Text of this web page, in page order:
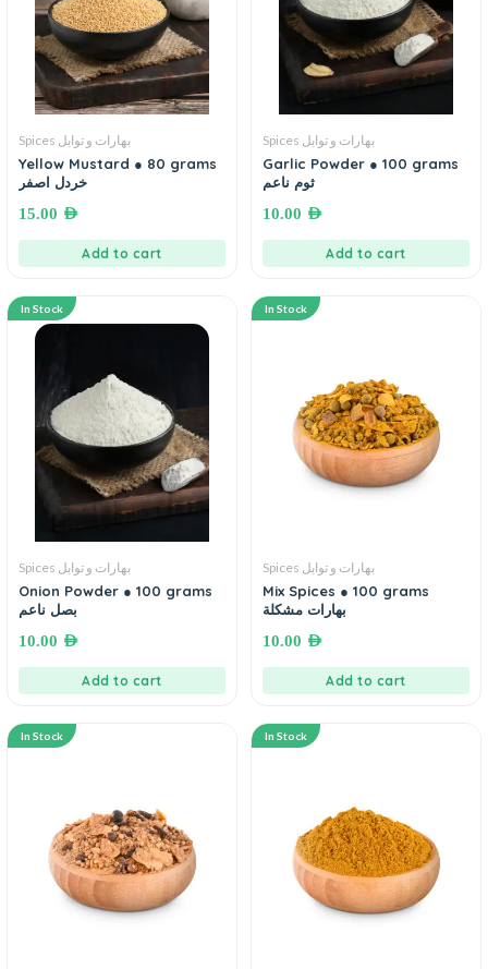
Spices بهارات و توابل
Yellow Mustard ● 80 grams
خردل اصفر
15.00 AED
Add to cart
Spices بهارات و توابل
Garlic Powder ● 100 grams
ثوم ناعم
10.00 AED
Add to cart
In Stock
Spices بهارات و توابل
Onion Powder ● 100 grams
بصل ناعم
10.00 AED
Add to cart
In Stock
Spices بهارات و توابل
Mix Spices ● 100 grams
بهارات مشكلة
10.00 AED
Add to cart
In Stock In Stock